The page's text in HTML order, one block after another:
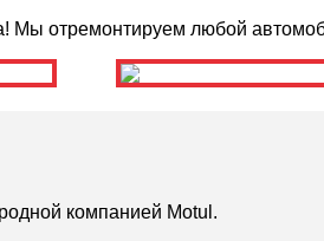
Мы отремонтируем любой
компанией Motul.